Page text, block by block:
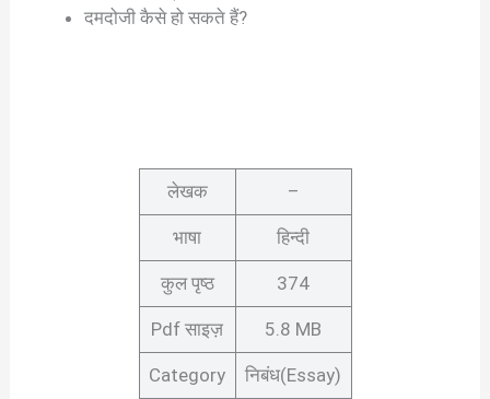
दमदोजी कैसे हो सकते हैं?
लेखक –
भाषा हिन्दी
कुल पृष्ठ 374
Pdf साइज़ 5.8 MB
Category निबंध(Essay)